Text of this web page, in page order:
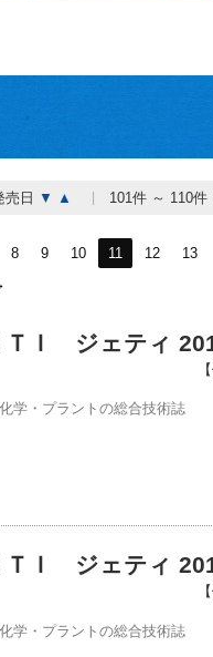
売日 ▼ ▲ 101件 ～ 110件
8 9 10 11 12 13
ＴＩ ジェティ
学・プラントの総合技術誌
ＴＩ ジェティ
学・プラントの総合技術誌